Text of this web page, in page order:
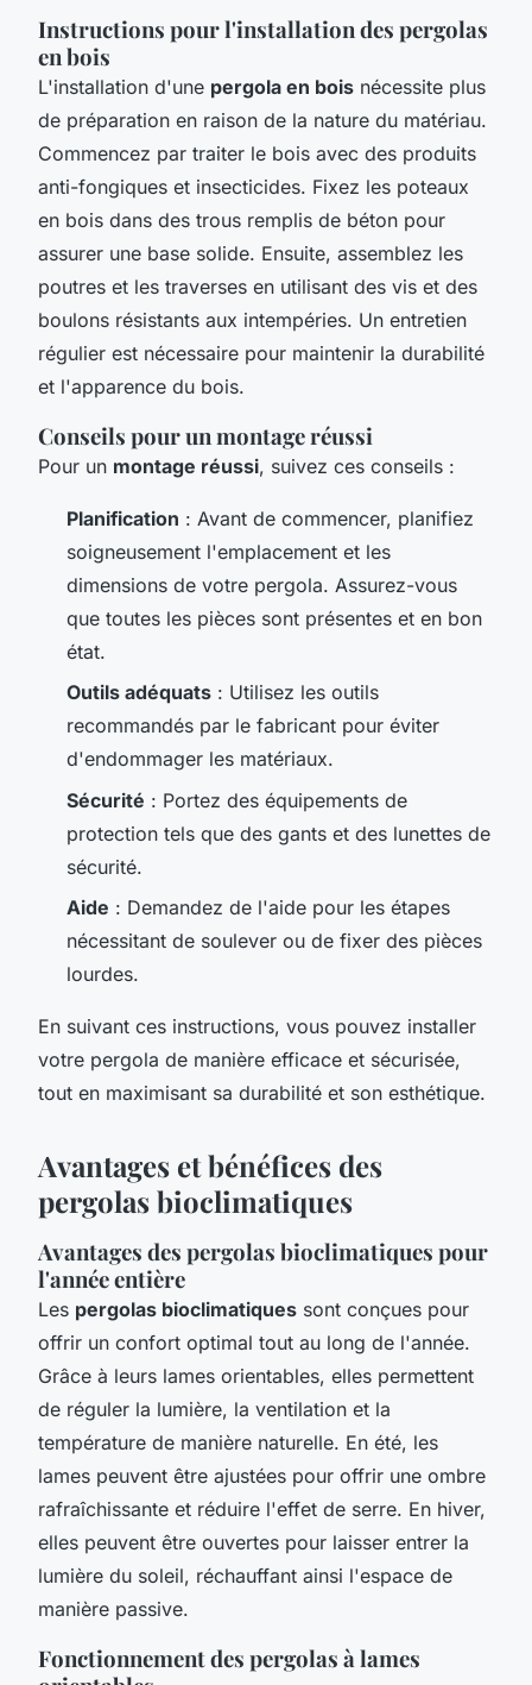
Instructions pour l'installation des pergolas
en bois
L'installation d'une pergola en bois nécessite plus
de préparation en raison de la nature du matériau.
Commencez par traiter le bois avec des produits
anti-fongiques et insecticides. Fixez les poteaux
en bois dans des trous remplis de béton pour
assurer une base solide. Ensuite, assemblez les
poutres et les traverses en utilisant des vis et des
boulons résistants aux intempéries. Un entretien
régulier est nécessaire pour maintenir la durabilité
et l'apparence du bois.
Conseils pour un montage réussi
Pour un montage réussi, suivez ces conseils :
Planification : Avant de commencer, planifiez
soigneusement l'emplacement et les
dimensions de votre pergola. Assurez-vous
que toutes les pièces sont présentes et en bon
état.
Outils adéquats : Utilisez les outils
recommandés par le fabricant pour éviter
d'endommager les matériaux.
Sécurité : Portez des équipements de
protection tels que des gants et des lunettes de
sécurité.
Aide : Demandez de l'aide pour les étapes
nécessitant de soulever ou de fixer des pièces
lourdes.
En suivant ces instructions, vous pouvez installer
votre pergola de manière efficace et sécurisée,
tout en maximisant sa durabilité et son esthétique.
Avantages et bénéfices des
pergolas bioclimatiques
Avantages des pergolas bioclimatiques pour
l'année entière
Les pergolas bioclimatiques sont conçues pour
offrir un confort optimal tout au long de l'année.
Grâce à leurs lames orientables, elles permettent
de réguler la lumière, la ventilation et la
température de manière naturelle. En été, les
lames peuvent être ajustées pour offrir une ombre
rafraîchissante et réduire l'effet de serre. En hiver,
elles peuvent être ouvertes pour laisser entrer la
lumière du soleil, réchauffant ainsi l'espace de
manière passive.
Fonctionnement des pergolas à lames